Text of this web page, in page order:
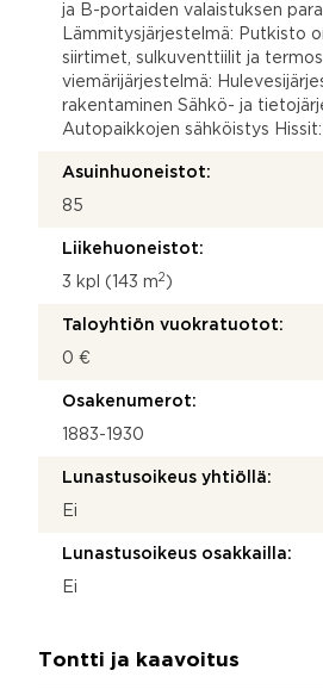
ja B-portaiden valaistuksen
Lämmitysjärjestelmä: Putkisto
siirtimet, sulkuventtiilit ja
viemärijärjestelmä:
rakentaminen Sähkö- ja
Autopaikkojen sähköistys Hissit:
Asuinhuoneistot:
85
Liikehuoneistot:
3 kpl (143 m2 )
Taloyhtiön vuokratuotot:
0 €
Osakenumerot:
1883-1930
Lunastusoikeus yhtiöllä:
Ei
Lunastusoikeus osakkailla:
Ei
Tontti ja kaavoitus